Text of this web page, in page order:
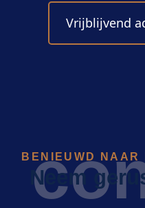
Vrijblijvend
BENIEUWD NAAR
Neem